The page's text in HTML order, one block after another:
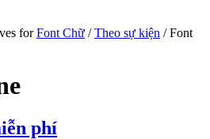
forFont Chữ / Theo sự kiện /Font
phí